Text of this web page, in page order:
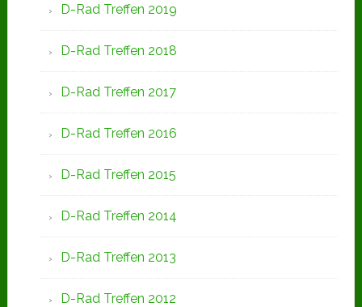
D-Rad Treffen 2019
D-Rad Treffen 2018
D-Rad Treffen 2017
D-Rad Treffen 2016
D-Rad Treffen 2015
D-Rad Treffen 2014
D-Rad Treffen 2013
D-Rad Treffen 2012